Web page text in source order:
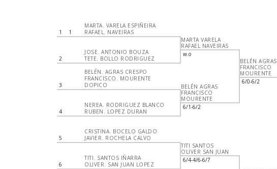
1 1
MARTA. VARELA ESPIÑEIRA
RAFAEL. NAVEIRAS
2
JOSE. ANTONIO BOUZA
TETE. BOLLO RODRIGUEZ
3
BELÉN. AGRAS CRESPO
FRANCISCO. MOURENTE
DOPICO
4
NEREA. RODRIGUEZ BLANCO
RUBEN. LOPEZ DURAN
5
CRISTINA. BOCELO GALDO
JAVIER. ROCHELA CALVO
6
TITI. SANTOS IÑARRA
OLIVER. SAN JUAN LOPEZ
MARTA VARELA
RAFAEL NAVEIRAS
w.o
BELÉN AGRAS
FRANCISCO
MOURENTE
6/1-6/2
TITI SANTOS
OLIVER SAN JUAN
6/4-4/6-6/7
BELÉN AGRAS
FRANCISCO
MOURENTE
6/0-6/2